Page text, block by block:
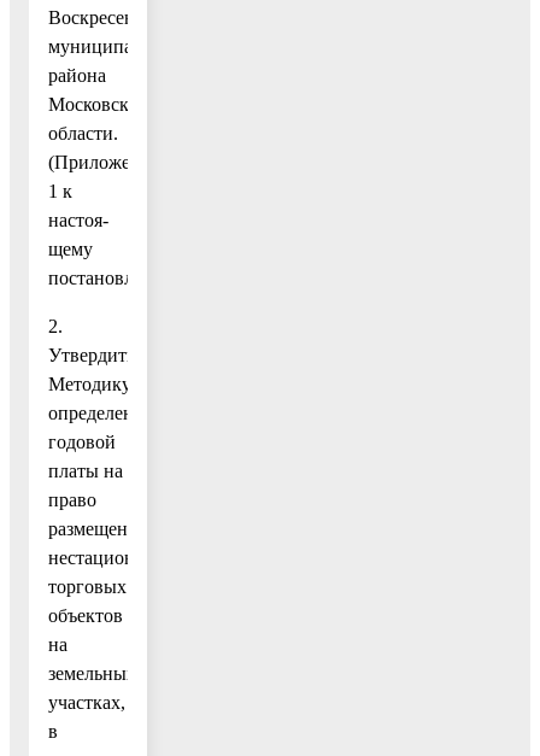
Воскресенского
муниципального
района
Московской
области.
(Приложение
1 к
настоя-
щему
постановлению).
2.
Утвердить
Методику
определения
годовой
платы на
право
размещения
нестационарных
торговых
объектов
на
земельных
участках,
в